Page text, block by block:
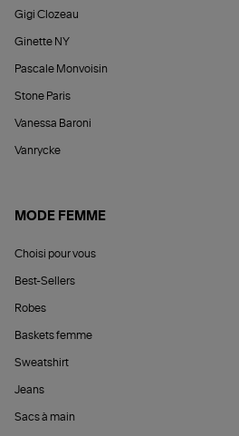
Gigi Clozeau
Ginette NY
Pascale Monvoisin
Stone Paris
Vanessa Baroni
Vanrycke
MODE FEMME
Choisi pour vous
Best-Sellers
Robes
Baskets femme
Sweatshirt
Jeans
Sacs à main